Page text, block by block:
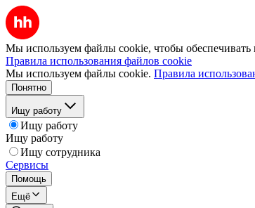
Мы используем файлы cookie, чтобы обеспечивать
Правила использования файлов cookie
Мы используем файлы cookie. Правила
Понятно
Ищу работу
Ищу работу
Ищу работу
Ищу сотрудника
Сервисы
Помощь
Ещё